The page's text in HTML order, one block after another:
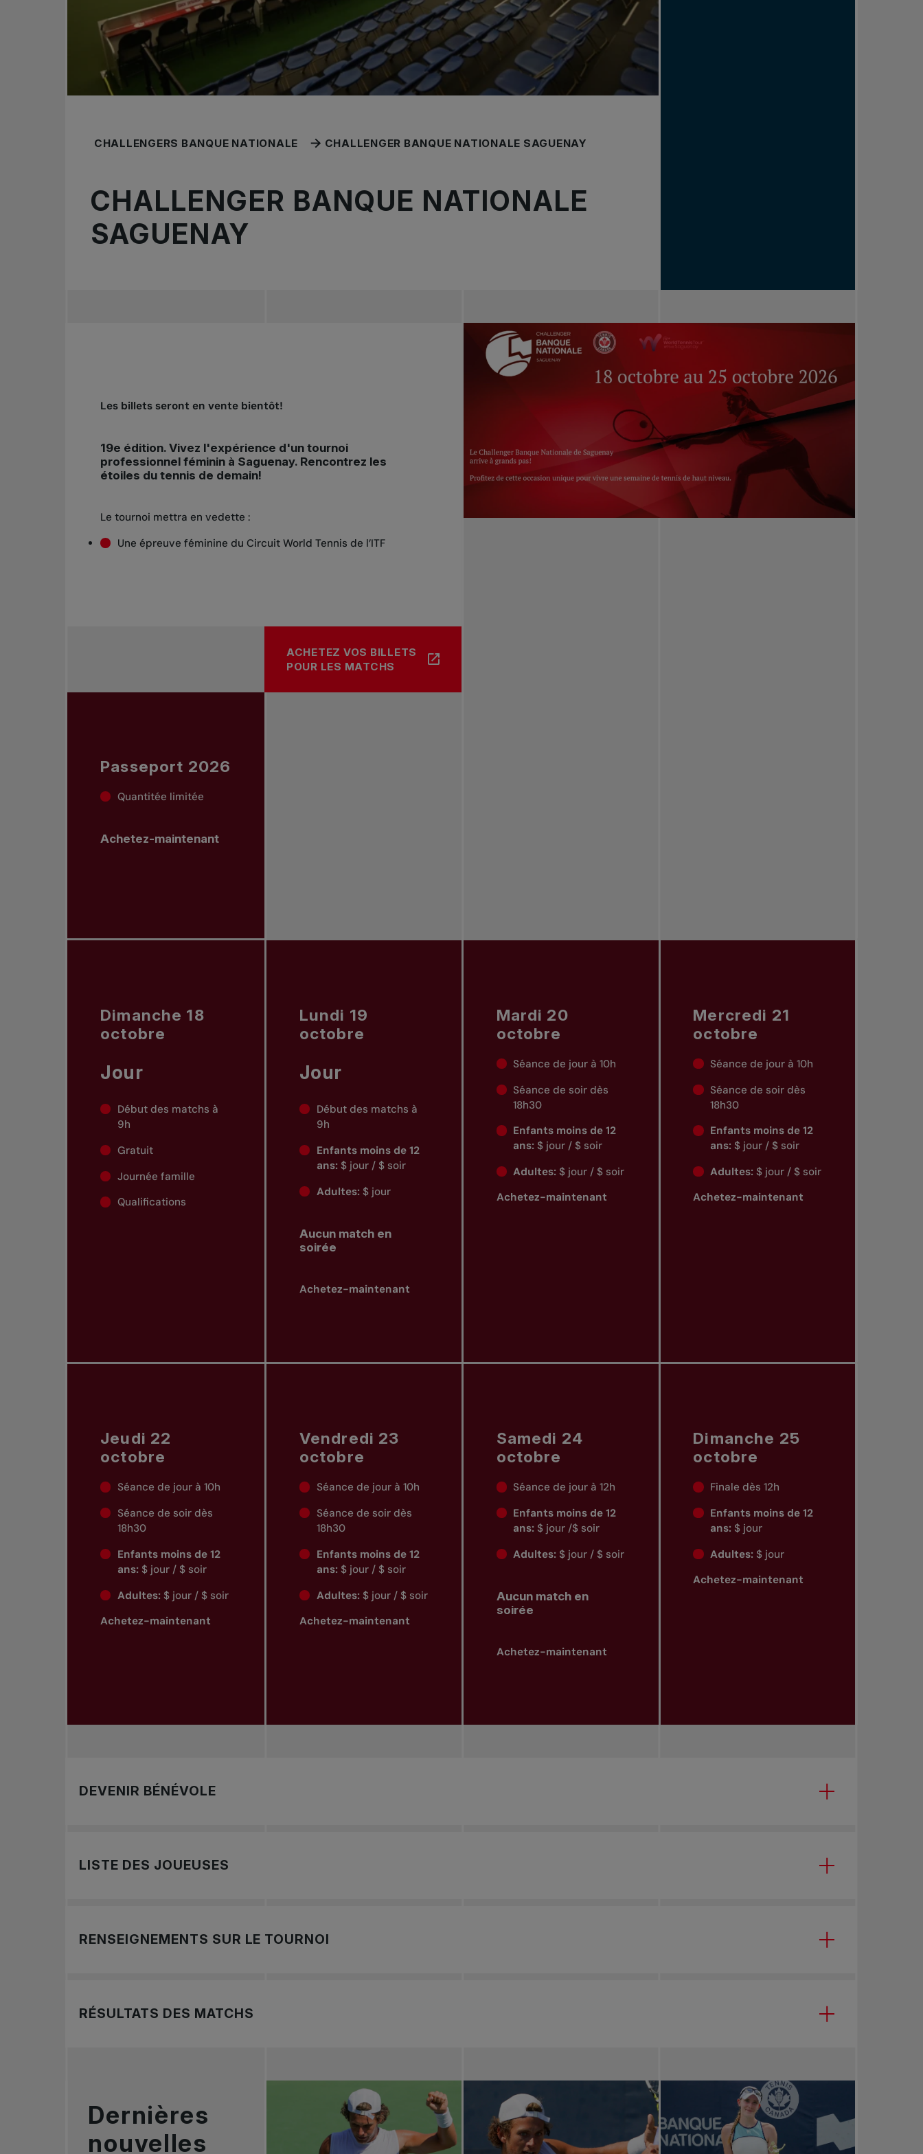
CHALLENGERS BANQUE NATIONALE CHALLENGER BANQUE NATIONALE SAGUENAY
CHALLENGER BANQUE NATIONALE
SAGUENAY
Les billets seront en vente bientôt!
19e édition. Vivez l'expérience d'un tournoi
professionnel féminin à Saguenay. Rencontrez les
étoiles du tennis de demain!
Le tournoi mettra en vedette :
Une épreuve féminine du Circuit World Tennis de l’ITF
ACHETEZ VOS BILLETS
POUR LES MATCHS
Passeport 2026
Quantitée limitée
Achetez-maintenant
Dimanche 18
octobre
Jour
Début des matchs à
9h
Gratuit
Journée famille
Qualifications
Lundi 19
octobre
Jour
Début des matchs à
9h
Enfants moins de 12
ans:$ jour / $ soir
Adultes:$ jour
Aucun match en
soirée
Achetez-maintenant
Mardi 20
octobre
Séance de jour à 10h
Séance de soir dès
18h30
Enfants moins de 12
ans: $ jour / $ soir
Adultes: $ jour / $ soir
Achetez-maintenant
Mercredi 21
octobre
Séance de jour à 10h
Séance de soir dès
18h30
Enfants moins de 12
ans: $ jour / $ soir
Adultes: $ jour / $ soir
Achetez-maintenant
Jeudi 22
octobre
Séance de jour à 10h
Séance de soir dès
18h30
Enfants moins de 12
ans:$ jour / $ soir
Adultes:$ jour / $ soir
Achetez-maintenant
Vendredi 23
octobre
Séance de jour à 10h
Séance de soir dès
18h30
Enfants moins de 12
ans:$ jour / $ soir
Adultes:$ jour / $ soir
Achetez-maintenant
Samedi 24
octobre
Séance de jour à 12h
Enfants moins de 12
ans: $ jour /$ soir
Adultes: $ jour / $ soir
Aucun match en
soirée
Achetez-maintenant
Dimanche 25
octobre
Finale dès 12h
Enfants moins de 12
ans: $ jour
Adultes: $ jour
Achetez-maintenant
DEVENIR BÉNÉVOLE
En joignant notre équipe, vous contribuerez à la réussite d’un tournoi de haut calibre, tout en vivant une expérience humaine et sportive
enrichissante.
LISTE DES JOUEUSES
RENSEIGNEMENTS SUR LE TOURNOI
RÉSULTATS DES MATCHS
Dernières
nouvelles